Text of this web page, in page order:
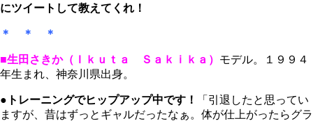
にツイートして教えてくれ！
＊ ＊ ＊
■生田さきか（Ｉｋｕｔａ Ｓａｋｉｋａ） モデル。１９９４
年生まれ、神奈川県出身。
●トレーニングでヒップアップ中です！
「引退したと思ってい
ますが、昔はずっとギャルだったなぁ。体が仕上がったらグラ